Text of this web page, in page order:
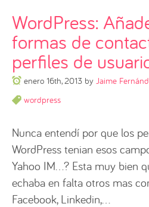
WordPress:
formas de
perfiles de
enero 16th, 2013 by Jaime
wordpress
Nunca entendí por que los
WordPress tenian esos
Yahoo IM…? Esta muy bien
echaba en falta otros mas
Facebook, Linkedin,…